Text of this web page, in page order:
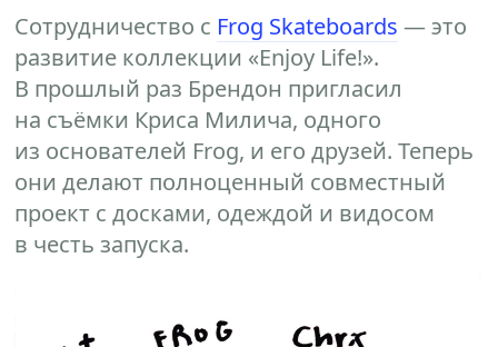
Сотрудничество с Frog Skateboards — это
развитие коллекции «Enjoy Life!».
В прошлый раз Брендон пригласил
на съёмки Криса Милича, одного
из основателей Frog, и его друзей. Теперь
они делают полноценный совместный
проект с досками, одеждой и видосом
в честь запуска.